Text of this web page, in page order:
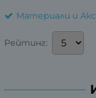
Материали и
Рейтинг: